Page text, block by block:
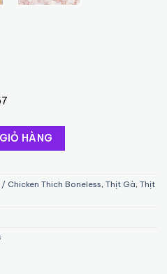
HÀNG
Chicken Thich Boneless, Thịt Gà, Thịt